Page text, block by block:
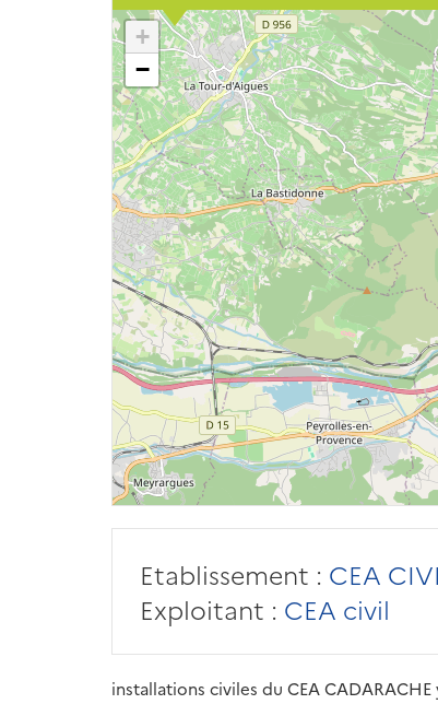
+
−
Etablissement : CEA
Exploitant : CEA civil
installations civiles du CEA